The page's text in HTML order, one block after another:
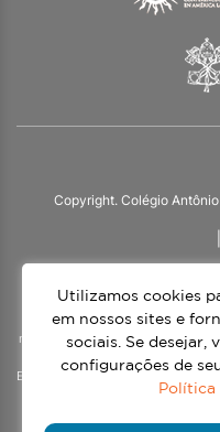
Copyright. Colégio
O Colégio Antônio Vieira integra
práticas impulsionadas pelos
nossa identidade e das
em mais de 60 países.
Ensino Médio, nos turnos
Utilizamos cookies
em nossos sites e
sociais. Se desejar,
configurações de
Política